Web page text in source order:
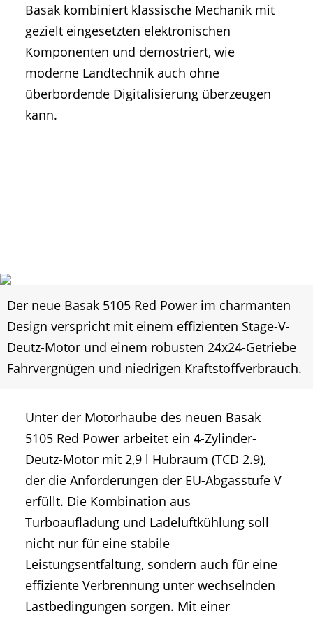
Basak kombiniert klassische Mechanik mit
gezielt eingesetzten elektronischen
Komponenten und demostriert, wie
moderne Landtechnik auch ohne
überbordende Digitalisierung überzeugen
kann.
Der neue Basak 5105 Red Power im charmanten
Design verspricht mit einem effizienten Stage-V-
Deutz-Motor und einem robusten 24x24-Getriebe
Fahrvergnügen und niedrigen Kraftstoffverbrauch.
Unter der Motorhaube des neuen Basak
5105 Red Power arbeitet ein 4-Zylinder-
Deutz-Motor mit 2,9 l Hubraum (TCD 2.9),
der die Anforderungen der EU-Abgasstufe V
erfüllt. Die Kombination aus
Turboaufladung und Ladeluftkühlung soll
nicht nur für eine stabile
Leistungsentfaltung, sondern auch für eine
effiziente Verbrennung unter wechselnden
Lastbedingungen sorgen. Mit einer